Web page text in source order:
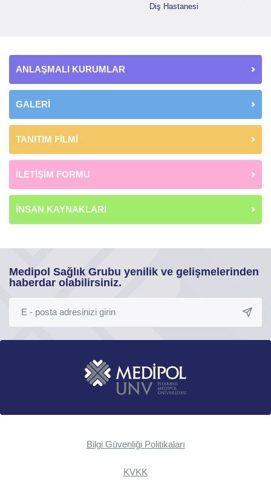
Diş Hastanesi
ANLAŞMALI KURUMLAR
GALERİ
TANITIM FİLMİ
İLETİŞİM FORMU
İNSAN KAYNAKLARI
Medipol Sağlık Grubu yenilik ve gelişmelerinden
haberdar olabilirsiniz.
Bilgi Güvenliği Politikaları
KVKK